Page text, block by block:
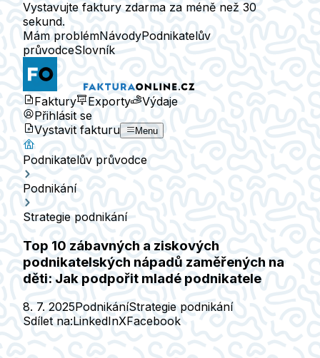
Vystavujte faktury zdarma za méně než 30
sekund.
Mám problémNávodyPodnikatelův
průvodceSlovník
Faktury Exporty
Výdaje
Přihlásit se
Vystavit fakturu
Menu
Podnikatelův průvodce
Podnikání
Strategie podnikání
Top 10 zábavných a ziskových
podnikatelských nápadů zaměřených na
děti: Jak podpořit mladé podnikatele
8. 7. 2025PodnikáníStrategie podnikání
Sdílet na:LinkedInXFacebook